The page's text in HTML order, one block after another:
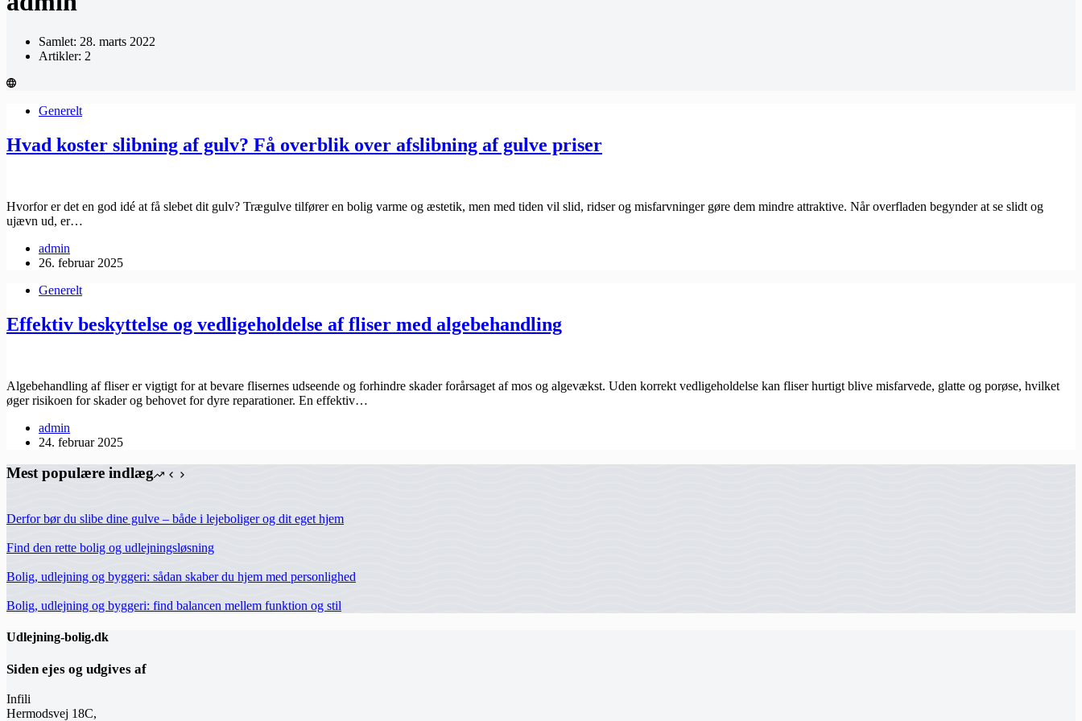
Samlet: 28. marts 2022
Artikler: 2
Generelt
Hvad koster slibning af gulv? Få overblik over afslibning af gulve priser
Hvorfor er det en god idé at få slebet dit gulv? Trægulve tilfører en bolig varme og æstetik, men med tiden vil slid, ridser og misfarvninger gøre dem mindre attraktive. Når overfladen begynder at se slidt og
ujævn ud, er…
admin
26. februar 2025
Generelt
Effektiv beskyttelse og vedligeholdelse af fliser med algebehandling
Algebehandling af fliser er vigtigt for at bevare flisernes udseende og forhindre skader forårsaget af mos og algevækst. Uden korrekt vedligeholdelse kan fliser hurtigt blive misfarvede, glatte og porøse, hvilket
øger risikoen for skader og behovet for dyre reparationer. En effektiv…
admin
24. februar 2025
Mest populære indlæg
Derfor bør du slibe dine gulve – både i lejeboliger og dit eget hjem
Find den rette bolig og udlejningsløsning
Bolig, udlejning og byggeri: sådan skaber du hjem med personlighed
Bolig, udlejning og byggeri: find balancen mellem funktion og stil
Udlejning-bolig.dk
Siden ejes og udgives af
Infili
Hermodsvej 18C,